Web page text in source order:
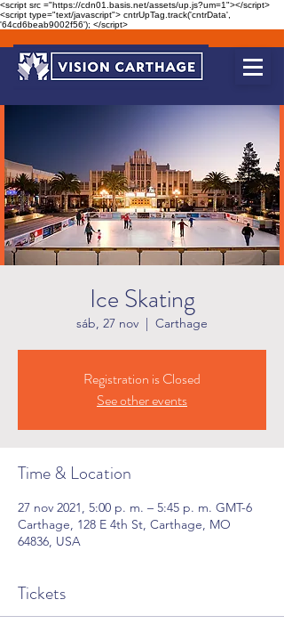
<script src ="https://cdn01.basis.net/assets/up.js?um=1"></script>
<script type="text/javascript"> cntrUpTag.track('cntrData',
'64cd6beab9002f56'); </script>
Ice Skating
sáb, 27 nov
  |
Carthage
Registration is Closed
See other events
Time & Location
27 nov 2021, 5:00 p. m. – 5:45 p. m. GMT-6
Carthage, 128 E 4th St, Carthage, MO
64836, USA
Tickets